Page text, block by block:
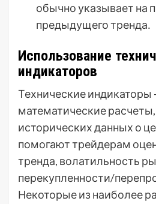
обычно указывает на
предыдущего тренда․
Использование
индикаторов
Технические индикаторы
математические
исторических данных о
помогают трейдерам
тренда, волатильность
перекупленности/
Некоторые из наиболее